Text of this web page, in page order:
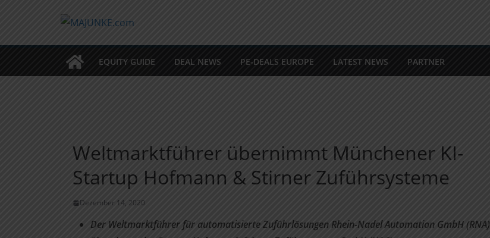
EQUITY GUIDE DEAL NEWS PE-DEALS EUROPE LATEST NEWS PARTNER
Weltmarktführer übernimmt Münchener KI-
Startup Hofmann & Stirner Zuführsysteme
Dezember 14, 2020
Der Weltmarktführer für automatisierte Zuführlösungen Rhein-Nadel Automation GmbH (RNA)